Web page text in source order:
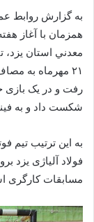
به گزارش روابط
همزمان با آغاز
معدني استان یزد،
۲۱ مهرماه به
شکست داد و به
به این ترتیب تیم
مسابقات کارگری